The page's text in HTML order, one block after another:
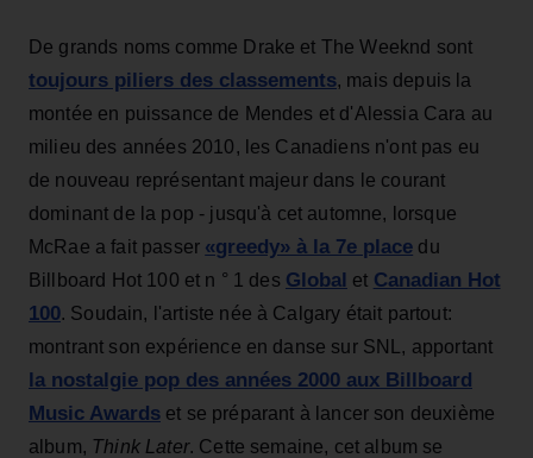
De grands noms comme Drake et The Weeknd sont
toujours piliers des classements, mais depuis la
montée en puissance de Mendes et d'Alessia Cara au
milieu des années 2010, les Canadiens n'ont pas eu
de nouveau représentant majeur dans le courant
dominant de la pop - jusqu'à cet automne, lorsque
McRae a fait passer «greedy» à la 7e place du
Billboard Hot 100 et n ° 1 des Global et Canadian Hot
100. Soudain, l'artiste née à Calgary était partout:
montrant son expérience en danse sur SNL, apportant
la nostalgie pop des années 2000 aux Billboard
Music Awards et se préparant à lancer son deuxième
album, Think Later. Cette semaine, cet album se